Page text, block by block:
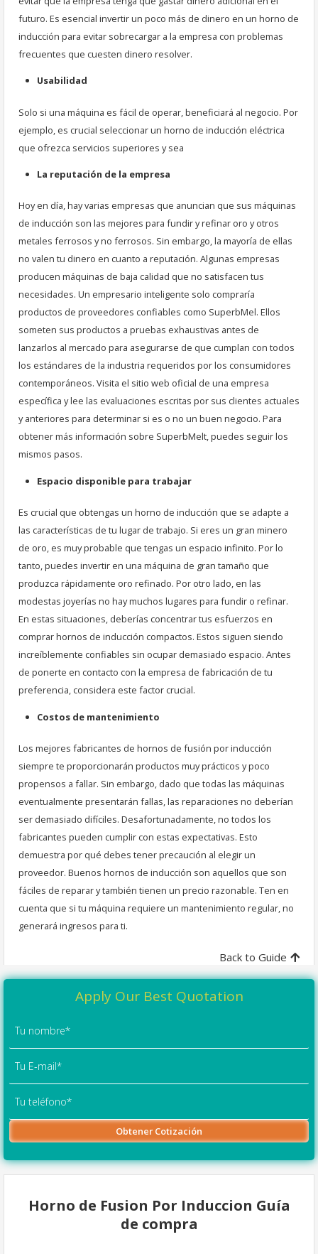
futuro. Es esencial invertir un poco más de dinero en un horno de
inducción para evitar sobrecargar a la empresa con problemas
frecuentes que cuesten dinero resolver.
Usabilidad
Solo si una máquina es fácil de operar, beneficiará al negocio. Por
ejemplo, es crucial seleccionar un horno de inducción eléctrica
que ofrezca servicios superiores y sea
La reputación de la empresa
Hoy en día, hay varias empresas que anuncian que sus máquinas
de inducción son las mejores para fundir y refinar oro y otros
metales ferrosos y no ferrosos. Sin embargo, la mayoría de ellas
no valen tu dinero en cuanto a reputación. Algunas empresas
producen máquinas de baja calidad que no satisfacen tus
necesidades. Un empresario inteligente solo compraría
productos de proveedores confiables como SuperbMel. Ellos
someten sus productos a pruebas exhaustivas antes de
lanzarlos al mercado para asegurarse de que cumplan con todos
los estándares de la industria requeridos por los consumidores
contemporáneos. Visita el sitio web oficial de una empresa
específica y lee las evaluaciones escritas por sus clientes actuales
y anteriores para determinar si es o no un buen negocio. Para
obtener más información sobre SuperbMelt, puedes seguir los
mismos pasos.
Espacio disponible para trabajar
Es crucial que obtengas un horno de inducción que se adapte a
las características de tu lugar de trabajo. Si eres un gran minero
de oro, es muy probable que tengas un espacio infinito. Por lo
tanto, puedes invertir en una máquina de gran tamaño que
produzca rápidamente oro refinado. Por otro lado, en las
modestas joyerías no hay muchos lugares para fundir o refinar.
En estas situaciones, deberías concentrar tus esfuerzos en
comprar hornos de inducción compactos. Estos siguen siendo
increíblemente confiables sin ocupar demasiado espacio. Antes
de ponerte en contacto con la empresa de fabricación de tu
preferencia, considera este factor crucial.
Costos de mantenimiento
Los mejores fabricantes de hornos de fusión por inducción
siempre te proporcionarán productos muy prácticos y poco
propensos a fallar. Sin embargo, dado que todas las máquinas
eventualmente presentarán fallas, las reparaciones no deberían
ser demasiado difíciles. Desafortunadamente, no todos los
fabricantes pueden cumplir con estas expectativas. Esto
demuestra por qué debes tener precaución al elegir un
proveedor. Buenos hornos de inducción son aquellos que son
fáciles de reparar y también tienen un precio razonable. Ten en
cuenta que si tu máquina requiere un mantenimiento regular, no
generará ingresos para ti.
Back to Guide
Apply Our Best Quotation
Horno de Fusion Por Induccion Guía
de compra